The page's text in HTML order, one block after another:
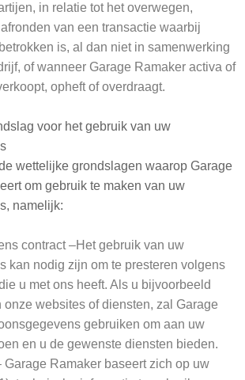
in relatie tot het overwegen,
van een transactie waarbij
is, al dan niet in samenwerking
of wanneer Garage Ramaker activa of
opheft of overdraagt.
voor het gebruik van uw
wettelijke grondslagen waarop Garage
om gebruik te maken van uw
namelijk:
contract –Het gebruik van uw
kan nodig zijn om te presteren volgens
u met ons heeft. Als u bijvoorbeeld
onze websites of diensten, zal Garage
gebruiken om aan uw
en u de gewenste diensten bieden.
Garage Ramaker baseert zich op uw